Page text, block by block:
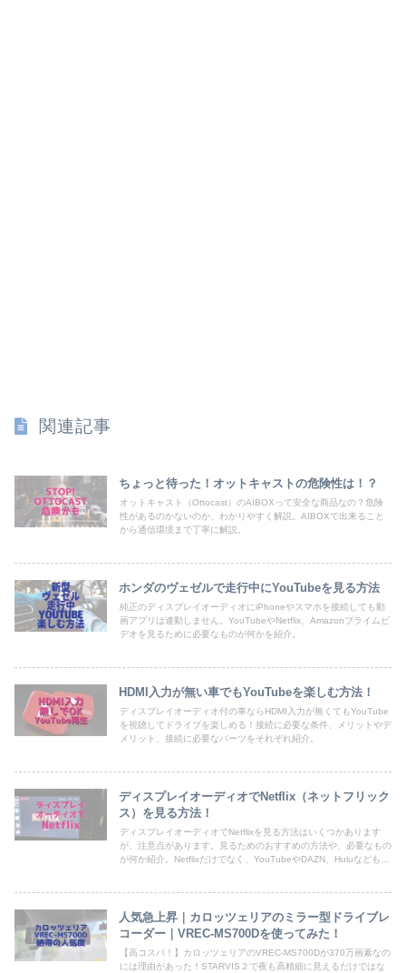
関連記事
ちょっと待った！オットキャストの危険性は！？
オットキャスト（Ottocast）のAIBOXって安全な商品なの？危険
性があるのかないのか、わかりやすく解説。AIBOXで出来ること
から通信環境まで丁寧に解説。
ホンダのヴェゼルで走行中にYouTubeを見る方法
純正のディスプレイオーディオにiPhoneやスマホを接続しても動
画アプリは連動しません。YouTubeやNetflix、Amazonプライムビ
デオを見るために必要なものが何かを紹介。
HDMI入力が無い車でもYouTubeを楽しむ方法！
ディスプレイオーディオ付の車ならHDMI入力が無くてもYouTube
を視聴してドライブを楽しめる！接続に必要な条件、メリットやデ
メリット、接続に必要なパーツをそれぞれ紹介。
ディスプレイオーディオでNetflix（ネットフリック
ス）を見る方法！
ディスプレイオーディオでNetflixを見る方法はいくつかあります
が、注意点があります。見るためのおすすめの方法や、必要なもの
が何か紹介。Netflixだけでなく、YouTubeやDAZN、Huluなども合
人気急上昇｜カロッツェリアのミラー型ドライブレ
コーダー｜VREC-MS700Dを使ってみた！
【高コスパ！】カロッツェリアのVREC-MS700Dが370万画素なの
には理由があった！STARVIS２で夜も高精細に見えるだけではな